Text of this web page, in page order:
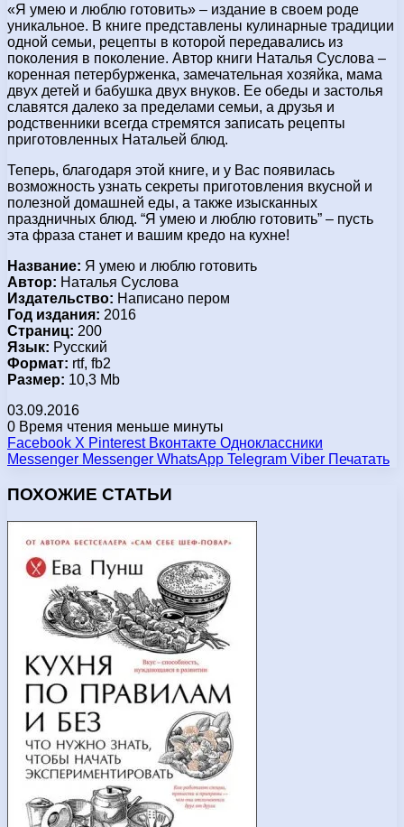
«Я умею и люблю готовить» – издание в своем роде
уникальное. В книге представлены кулинарные традиции
одной семьи, рецепты в которой передавались из
поколения в поколение. Автор книги Наталья Суслова –
коренная петербурженка, замечательная хозяйка, мама
двух детей и бабушка двух внуков. Ее обеды и застолья
славятся далеко за пределами семьи, а друзья и
родственники всегда стремятся записать рецепты
приготовленных Натальей блюд.
Теперь, благодаря этой книге, и у Вас появилась
возможность узнать секреты приготовления вкусной и
полезной домашней еды, а также изысканных
праздничных блюд. “Я умею и люблю готовить” – пусть
эта фраза станет и вашим кредо на кухне!
Название: Я умею и люблю готовить
Автор: Наталья Суслова
Издательство: Написано пером
Год издания: 2016
Страниц: 200
Язык: Русский
Формат: rtf, fb2
Размер: 10,3 Mb
03.09.2016
0 Время чтения меньше минуты
Facebook X Pinterest Вконтакте Одноклассники
Messenger Messenger WhatsApp Telegram Viber Печатать
ПОХОЖИЕ СТАТЬИ